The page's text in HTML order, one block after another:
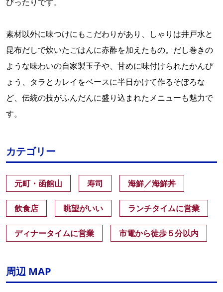
素材以外に味つけにもこだわりがあり、しゃりは井戸水と
昆布だしで炊いたごはんに赤酢を加えたもの。だし巻きの
ような味わいの自家製玉子や、甘めに味付けられたかんぴ
ょう、タラとカレイをベースに半日かけて作るそぼろな
ど、伝統の技がふんだんに盛り込まれたメニューも魅力で
す。
カテゴリー
元町・函館山 寿司 海鮮／海鮮丼
飲食店 眺望がいい ランチタイムに営業
ディナータイムに営業 市電から徒歩５分以内
周辺 MAP